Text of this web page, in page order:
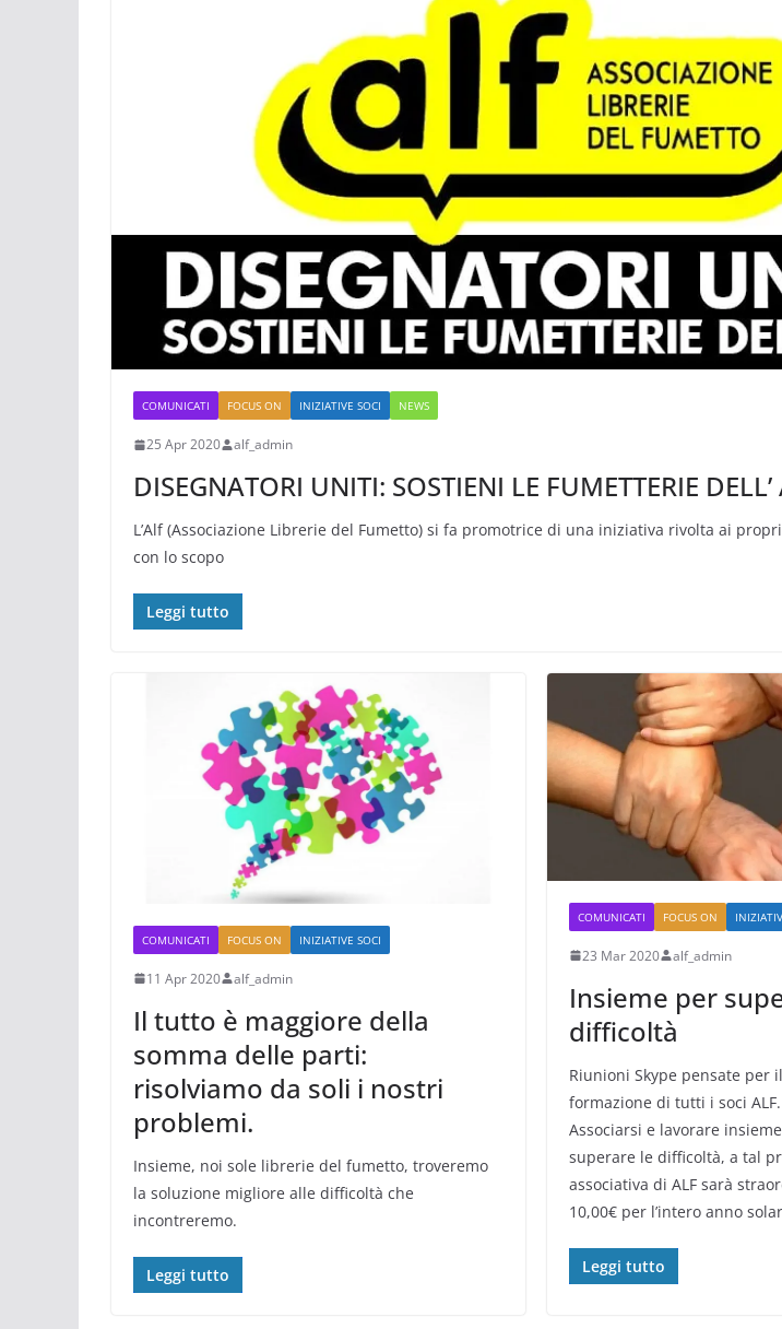
COMUNICATI FOCUS ON INIZIATIVE SOCI NEWS
25 Apr 2020 alf_admin
DISEGNATORI UNITI: SOSTIENI LE FUMETTERIE DELL’
L’Alf (Associazione Librerie del Fumetto) si fa promotrice di una iniziativa rivolta ai
con lo scopo
Leggi tutto
COMUNICATI FOCUS ON INIZIATIVE SOCI
11 Apr 2020 alf_admin
Il tutto è maggiore della
somma delle parti:
risolviamo da soli i nostri
problemi.
Insieme, noi sole librerie del fumetto, troveremo
la soluzione migliore alle difficoltà che
incontreremo.
Leggi tutto
COMUNICATI FOCUS ON
23 Mar 2020 alf_admin
Insieme per
difficoltà
Riunioni Skype pensate per
formazione di tutti i soci ALF.
Associarsi e lavorare
superare le difficoltà, a tal
associativa di ALF sarà
10,00€ per l’intero anno
Leggi tutto